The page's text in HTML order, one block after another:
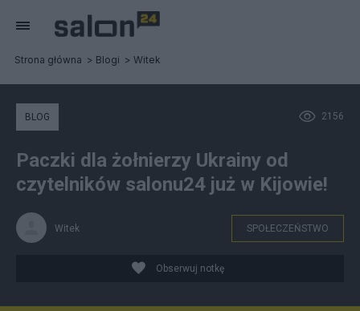
Strona główna Blogi Witek
2156
BLOG
Paczki dla żołnierzy Ukrainy od
czytelników salonu24 już w Kijowie!
Witek SPOŁECZEŃSTWO
Obserwuj notkę